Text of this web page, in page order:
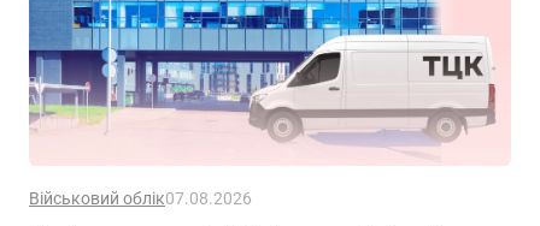
Військовий облік07.08.2026